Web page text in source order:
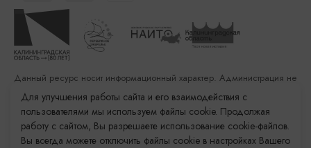
Данный ресурс носит информационный характер. Администрация не
несет ответственности за качество услуг, предоставленных
сторонними организациями
Разработка сайта: «Решение»
Продвижение сайта: Remarka Agency
Для улучшения работы сайта и его взаимодействия с
пользователями мы используем файлы cookie. Продолжая
работу с сайтом, Вы разрешаете использование cookie-файлов.
Вы всегда можете отключить файлы cookie в настройках Вашего